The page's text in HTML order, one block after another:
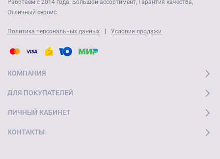
Работаем с 2014 года. Большой ассортимент, Гарантия качества,
Отличный сервис.
Политика персональных данных | Условия продажи
КОМПАНИЯ
ДЛЯ ПОКУПАТЕЛЕЙ
ЛИЧНЫЙ КАБИНЕТ
КОНТАКТЫ